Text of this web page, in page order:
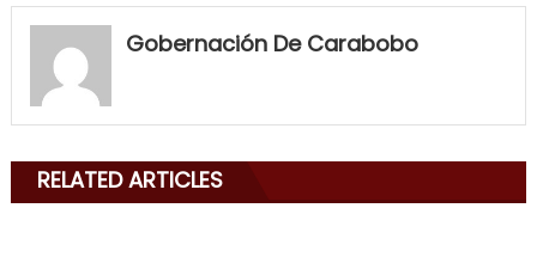
neighbor
mouth
delicious
Gobernación De Carabobo
RELATED ARTICLES